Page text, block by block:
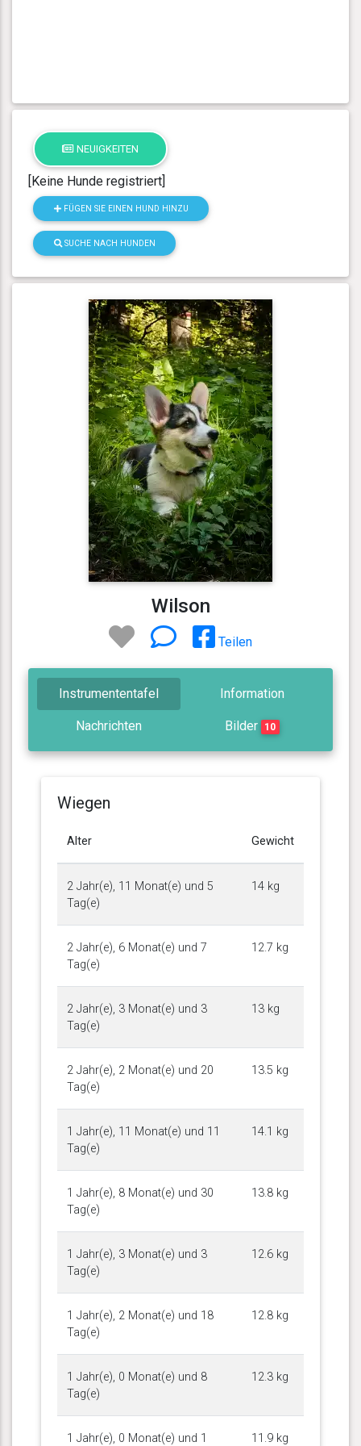
NEUIGKEITEN
[Keine Hunde registriert]
FÜGEN SIE EINEN HUND HINZU
SUCHE NACH HUNDEN
Wilson
Teilen
Instrumententafel Information
Nachrichten Bilder 10
Wiegen
Alter Gewicht
2 Jahr(e), 11 Monat(e) und 5
Tag(e)
14 kg
2 Jahr(e), 6 Monat(e) und 7
Tag(e)
12.7 kg
2 Jahr(e), 3 Monat(e) und 3
Tag(e)
13 kg
2 Jahr(e), 2 Monat(e) und 20
Tag(e)
13.5 kg
1 Jahr(e), 11 Monat(e) und 11
Tag(e)
14.1 kg
1 Jahr(e), 8 Monat(e) und 30
Tag(e)
13.8 kg
1 Jahr(e), 3 Monat(e) und 3
Tag(e)
12.6 kg
1 Jahr(e), 2 Monat(e) und 18
Tag(e)
12.8 kg
1 Jahr(e), 0 Monat(e) und 8
Tag(e)
12.3 kg
1 Jahr(e), 0 Monat(e) und 1 11.9 kg